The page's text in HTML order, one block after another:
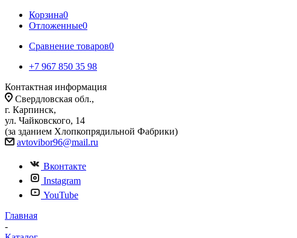
Корзина0
Отложенные0
Сравнение товаров0
+7 967 850 35 98
Контактная информация
Свердловская обл.,
г. Карпинск,
ул. Чайковского, 14
(за зданием Хлопкопрядильной Фабрики)
avtovibor96@mail.ru
Вконтакте
Instagram
YouTube
Главная
-